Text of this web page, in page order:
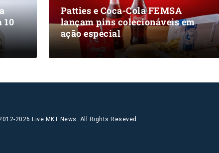
10
Patties e Coca-Cola FEMSA
lançam pins colecionáveis em
ação especial
2026 Live MKT News. All Rights Reseved